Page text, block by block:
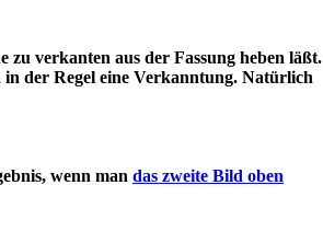
verkanten aus der Fassung heben läßt.
in der Regel eine Verkanntung. Natürlich
wenn man das zweite Bild oben